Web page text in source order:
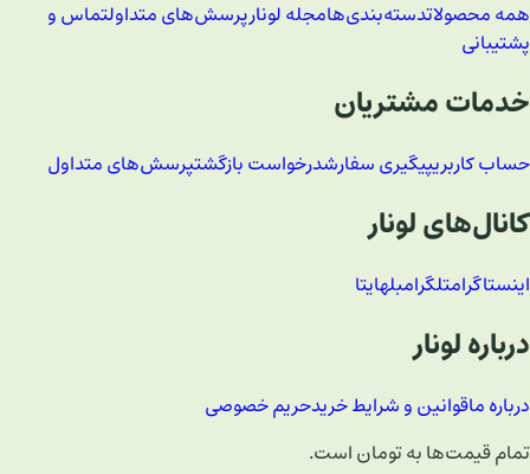
همه محصولاتدسته‌بندی‌هامجله لونارپرسش‌های متداولتماس و
پشتیبانی
خدمات مشتریان
حساب کاربریپیگیری سفارشدرخواست بازگشتپرسش‌های متداول
کانال‌های لونار
اینستاگرامتلگرامبلهایتا
درباره لونار
درباره ماقوانین و شرایط خریدحریم خصوصی
تمام قیمت‌ها به تومان است.